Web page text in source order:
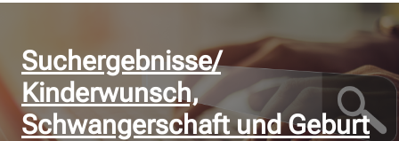
Suchergebnisse/
Kinderwunsch,
Schwangerschaft und Geburt